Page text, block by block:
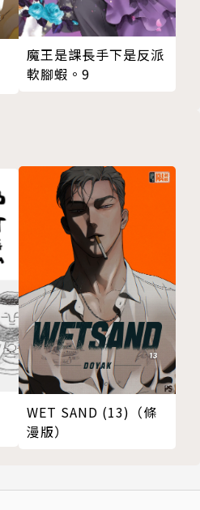
魔王是課長手下是反派
軟腳蝦。9
WET SAND (13)（條
漫版）